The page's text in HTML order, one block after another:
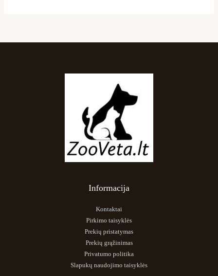
Informacija
Kontaktai
Pirkimo taisyklės
Prekių pristatymas
Prekių grąžinimas
Privatumo politika
Slapukų naudojimo taisyklės